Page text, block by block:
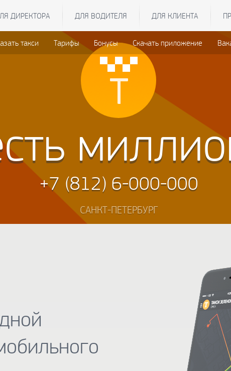
ДИРЕКТОРА ДЛЯ ВОДИТЕЛЯ ДЛЯ КЛИЕНТА
такси Тарифы Бонусы Скачать приложение
+7 (812) 6-000-000
САНКТ-ПЕТЕРБУРГ